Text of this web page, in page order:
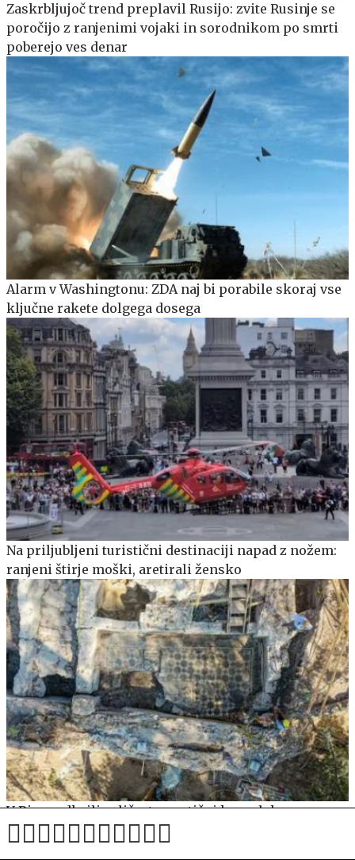
Zaskrbljujoč trend preplavil Rusijo: zvite Rusinje se
poročijo z ranjenimi vojaki in sorodnikom po smrti
poberejo ves denar
Alarm v Washingtonu: ZDA naj bi porabile skoraj vse
ključne rakete dolgega dosega
Na priljubljeni turistični destinaciji napad z nožem:
ranjeni štirje moški, aretirali žensko
V Rimu odkrili veličasten antični kompleks z
mozaiki in freskami